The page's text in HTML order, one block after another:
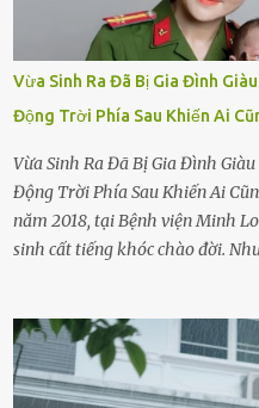
Vừa Sinh Ra Đã Bị Gia Đình
Động Trời Phía Sau Khiến Ai
Vừa Sinh Ra Đã Bị Gia Đình
Động Trời Phía Sau Khiến Ai
năm 2018, tại Bệnh viện Minh
sinh cất tiếng khóc chào đời.
hảo, địa vị cao sang của ông
Tùng, một doanh nhân quyền
bà Đỗ Thị Nga, lập tức ra quyết